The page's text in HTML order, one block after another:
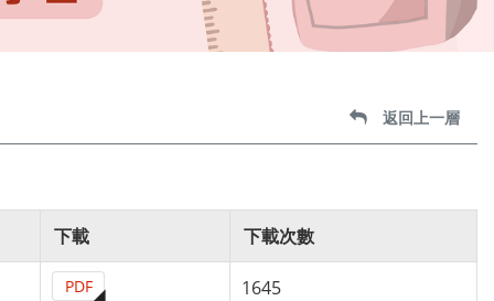
返回上一層
下載 下載次數
PDF 1645